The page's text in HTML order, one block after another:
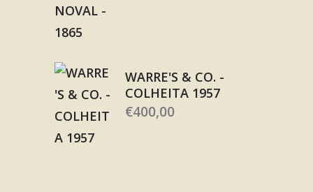
WARRE'S & CO. -
COLHEITA 1957
€400,00